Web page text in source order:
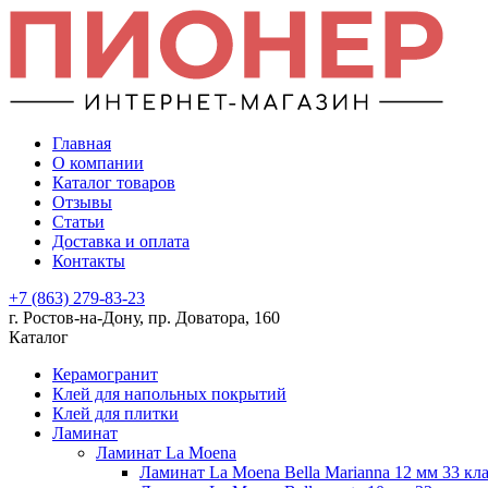
Главная
О компании
Каталог товаров
Отзывы
Статьи
Доставка и оплата
Контакты
+7 (863) 279-83-23
г. Ростов-на-Дону, пр. Доватора, 160
Каталог
Керамогранит
Клей для напольных покрытий
Клей для плитки
Ламинат
Ламинат La Moena
Ламинат La Moena Bella Marianna 12 мм 33